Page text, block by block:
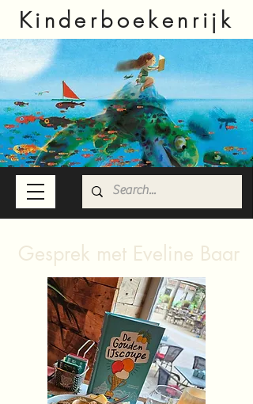
Kinderboekenrijk
Gesprek met Eveline Baar